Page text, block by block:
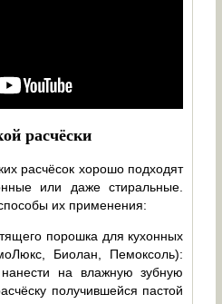
расчёски
расчёсок хорошо подходят
или даже стиральные.
их применения:
порошка для кухонных
Биолан, Пемоксоль):
на влажную зубную
получившейся пастой